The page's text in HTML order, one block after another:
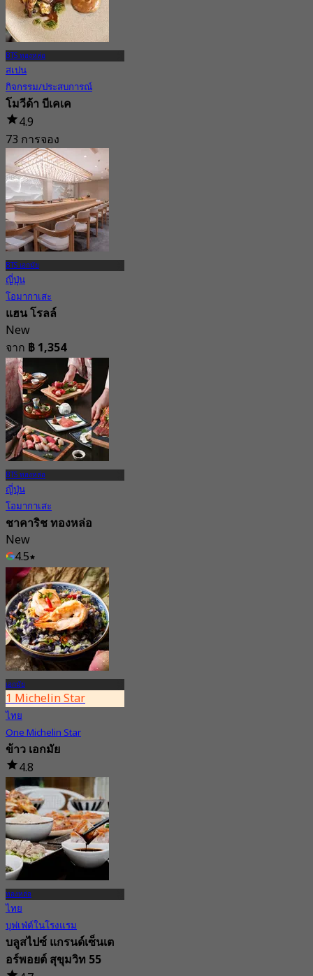
BTS ทองหล่อ
สเปน
กิจกรรม/ประสบการณ์
โมวีด้า บีเคเค
4.9
73 การจอง
จาก฿ 583.33
BTS เอกมัย
ญี่ปุ่น
โอมากาเสะ
แฮน โรลล์
New
จาก ฿ 1,354
BTS ทองหล่อ
ญี่ปุ่น
โอมากาเสะ
ชาคาริช ทองหล่อ
New
4.5
จาก฿ 2,119
เอกมัย
1 Michelin Star
ไทย
One Michelin Star
ข้าว เอกมัย
4.8
1.8K การจอง
จาก฿ 595
ทองหล่อ
ไทย
บุฟเฟ่ต์ในโรงแรม
บลูสไปซ์ แกรนด์เซ็นเต
อร์พอยต์ สุขุมวิท 55